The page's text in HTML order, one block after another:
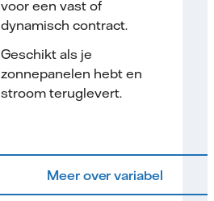
voor een vast of
dynamisch contract.
Geschikt als je
zonnepanelen hebt en
stroom teruglevert.
Meer over variabel